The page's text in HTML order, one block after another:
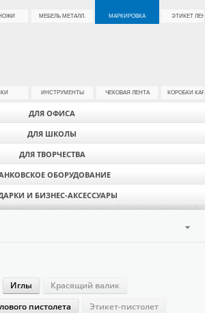
ДЛЯ ОФИСА
ДЛЯ ШКОЛЫ
ДЛЯ ТВОРЧЕСТВА
ОБОРУДОВАНИЕ
И БИЗНЕС-АКСЕССУАРЫ
МЕБЕЛЬ МЕТАЛЛ. МАРКИРОВКА ЭТИКЕТ
ИНСТРУМЕНТЫ ЧЕКОВАЯ ЛЕНТА КОРОБКИ
Иглы
Красящий валик
пистолета
Этикет-пистолет